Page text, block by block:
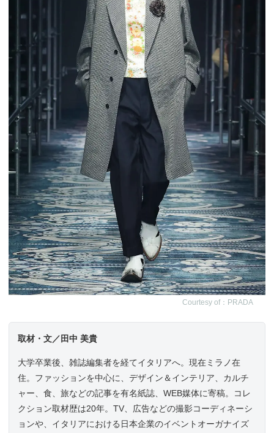
Courtesy of：PRADA
取材・文／田中 美貴
大学卒業後、雑誌編集者を経てイタリアへ。現在ミラノ在
住。ファッションを中心に、デザイン＆インテリア、カルチ
ャー、食、旅などの記事を有名紙誌、WEB媒体に寄稿。コレ
クション取材歴は20年。TV、広告などの撮影コーディネーシ
ョンや、イタリアにおける日本企業のイベントオーガナイズ